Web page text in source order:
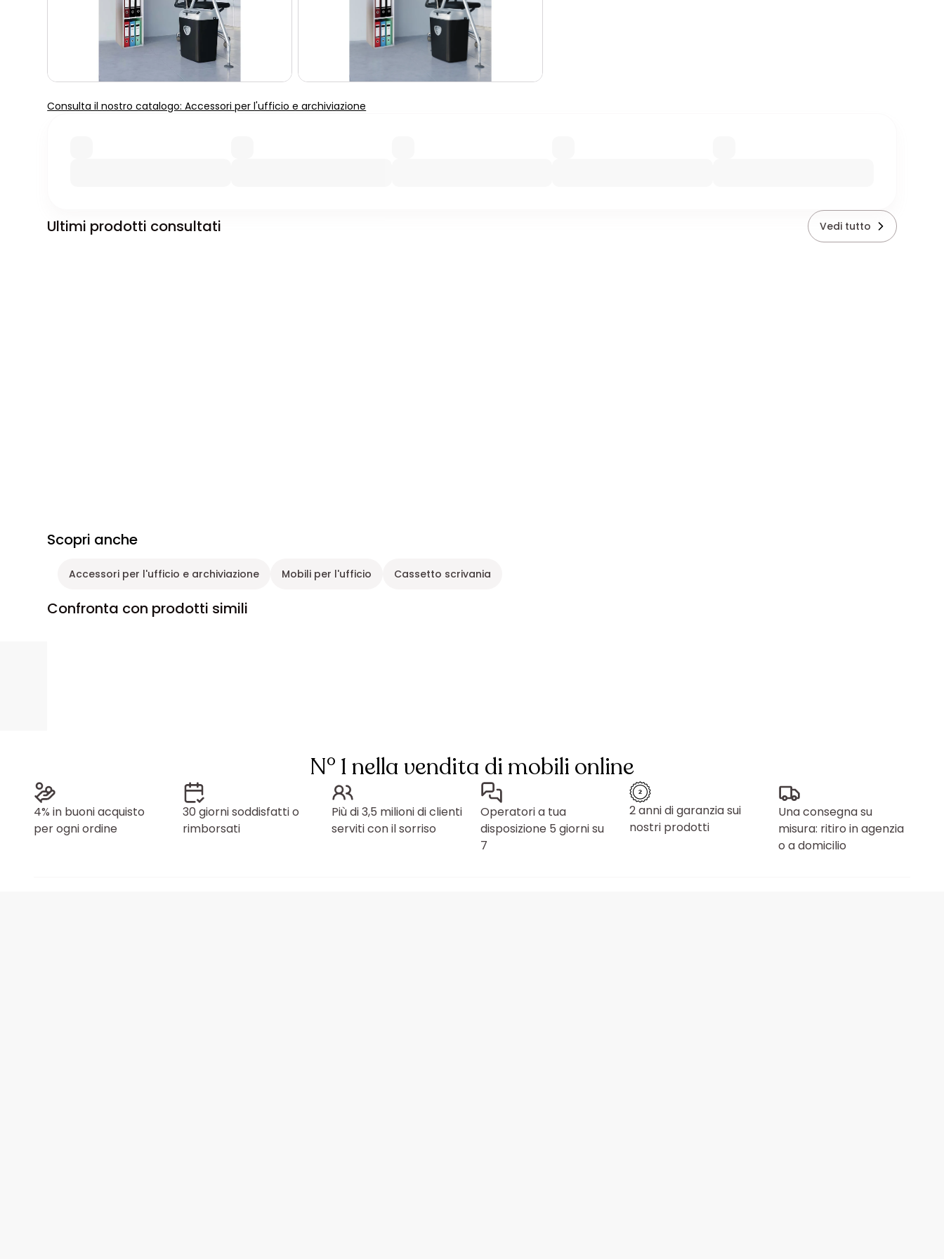
Consulta il nostro catalogo: Accessori per l'ufficio e archiviazione
Ultimi prodotti consultati Vedi tutto
Scopri anche
Accessori per l'ufficio e archiviazione Mobili per l'ufficio Cassetto scrivania
Confronta con prodotti simili
N° 1 nella vendita di mobili online
4% in buoni acquisto
per ogni ordine
30 giorni soddisfatti o
rimborsati
Più di 3,5 milioni di clienti
serviti con il sorriso
Operatori a tua
disposizione 5 giorni su
7
2 anni di garanzia sui
nostri prodotti
Una consegna su
misura: ritiro in agenzia
o a domicilio